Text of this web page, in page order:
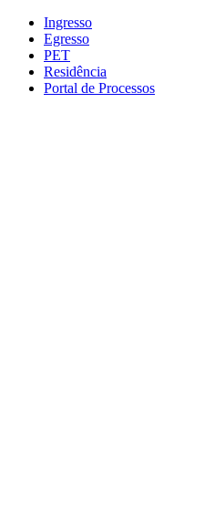
Conteúdo principal
Ingresso
Egresso
PET
Residência
Portal de Processos